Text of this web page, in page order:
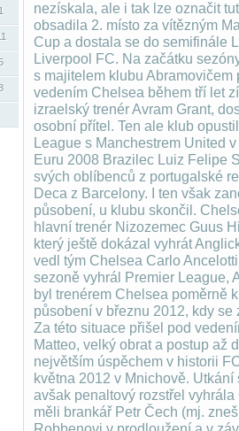
1
nezískala, ale i tak lze označit
obsadila 2. místo za vítězným
Cup a dostala se do semifinále
Liverpool FC. Na začátku
s majitelem klubu
vedením Chelsea během tří let
izraelský trenér Avram Grant,
osobní přítel. Ten ale klub
League s Manchestrem United
Euru 2008 Brazilec Luiz Felipe
svých oblíbenců z portugalské
Deca z Barcelony. I ten však
působení, u klubu skončil.
hlavní trenér Nizozemec Guus
který ještě dokázal vyhrát
vedl tým Chelsea Carlo
sezoně vyhrál Premier League,
byl trenérem Chelsea poměrně
působení v březnu 2012, kdy
Za této situace přišel pod
Matteo, velký obrat a postup až
největším úspěchem v historii
května 2012 v Mnichově.
avšak penaltový rozstřel
měli brankář Petr Čech (mj.